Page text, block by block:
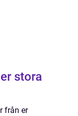
stora
från er